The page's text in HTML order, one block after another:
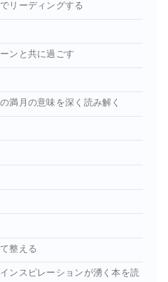
リーディングする
ンと共に過ごす
満月の意味を深く読み解く
整える
ンスピレーションが湧く本を読